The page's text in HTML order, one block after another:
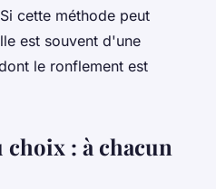
cette méthode peut
est souvent d'une
le ronflement est
: à chacun